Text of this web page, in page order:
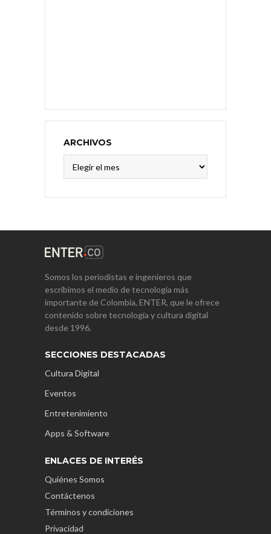
ARCHIVOS
Somos los periodistas e ingenieros que
escribimos el medio de tecnología más
importante de Colombia, ENTER, que le ofrece
contenido sobre tecnología y cultura digital
desde 1996.
SECCIONES DESTACADAS
Cultura Digital
Eventos
Entretenimiento
Apps & Software
ENLACES DE INTERÉS
Quiénes Somos
Contáctenos
Términos y condiciones
Privacidad